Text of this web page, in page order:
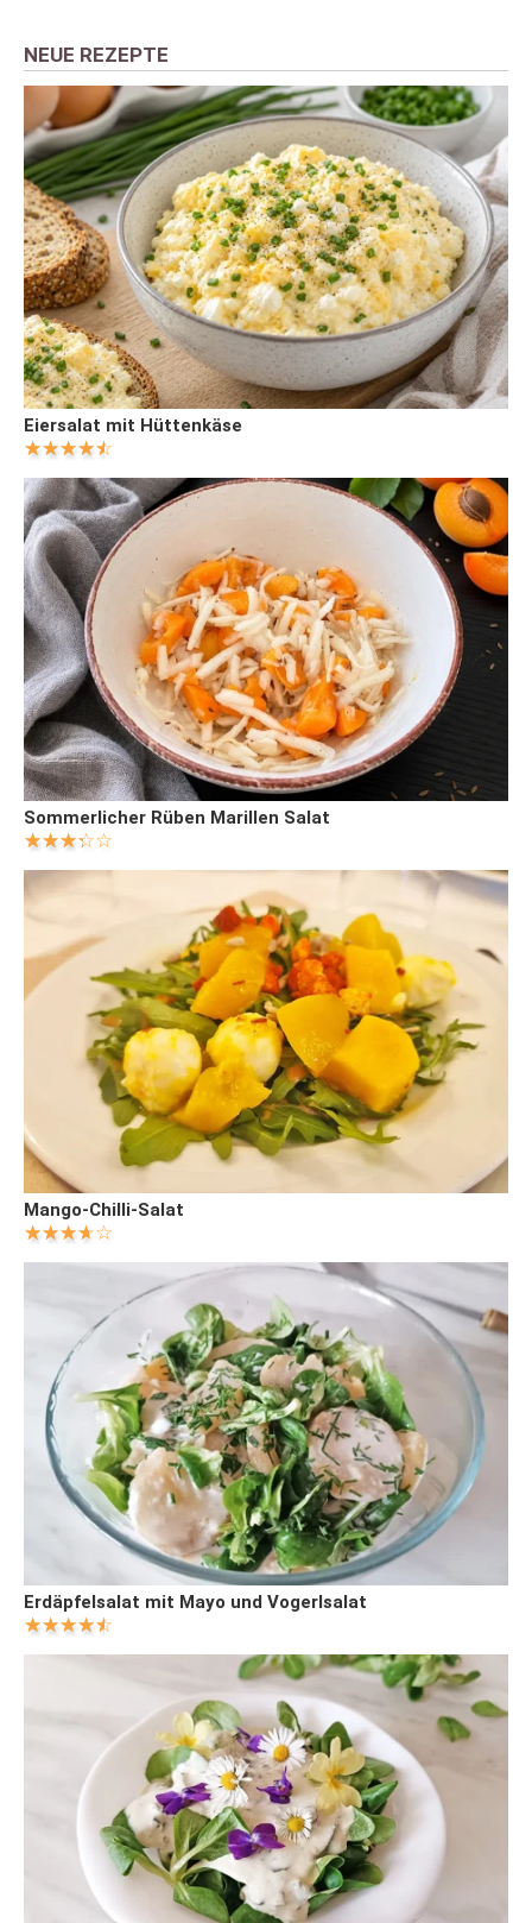
NEUE REZEPTE
Eiersalat mit Hüttenkäse
Sommerlicher Rüben Marillen Salat
Mango-Chilli-Salat
Erdäpfelsalat mit Mayo und Vogerlsalat